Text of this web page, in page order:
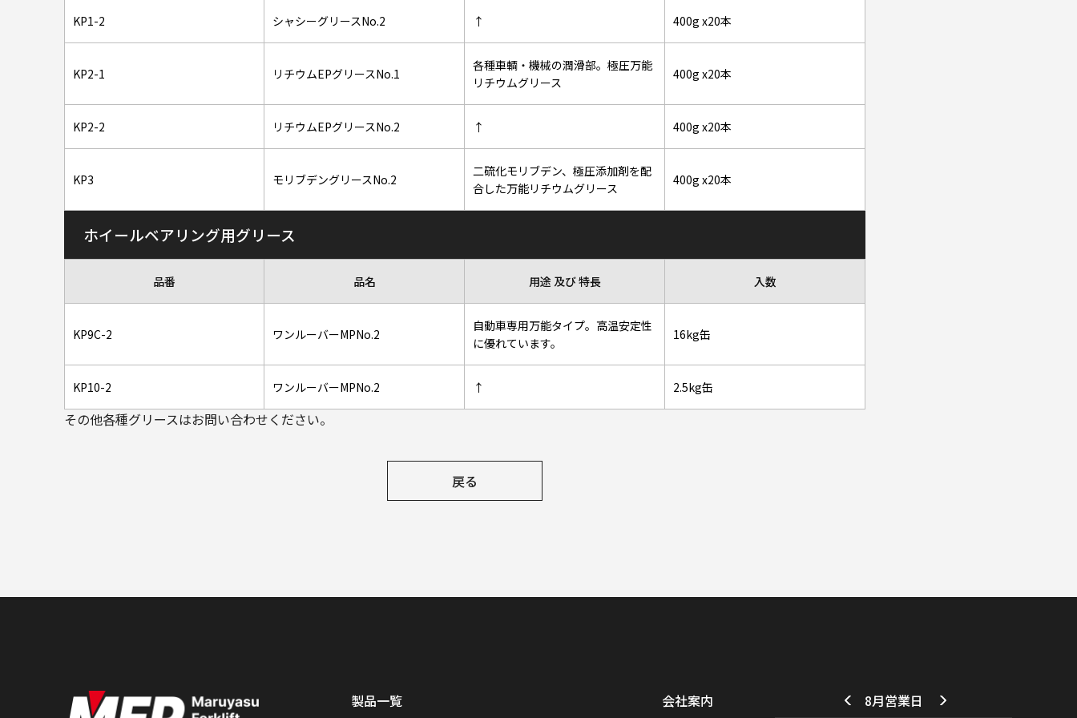
KP1-2 シャシーグリースNo.2 ↑ 400g x20本
KP2-1 リチウムEPグリースNo.1
各種車輌・機械の潤滑部。極圧万能
リチウムグリース
400g x20本
KP2-2 リチウムEPグリースNo.2 ↑ 400g x20本
KP3 モリブデングリースNo.2
二硫化モリブデン、極圧添加剤を配
合した万能リチウムグリース
400g x20本
ホイールベアリング用グリース
品番 品名 用途 及び 特長 入数
KP9C-2 ワンルーバーMPNo.2
自動車専用万能タイプ。高温安定性
に優れています。
16kg缶
KP10-2 ワンルーバーMPNo.2 ↑ 2.5kg缶
その他各種グリースはお問い合わせください。
戻る
製品一覧 会社案内 8月営業日